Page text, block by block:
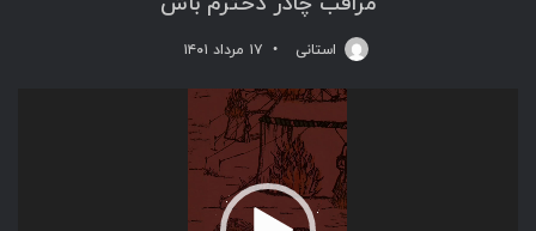
استانی ۱۷ مرداد ۱۴۰۱